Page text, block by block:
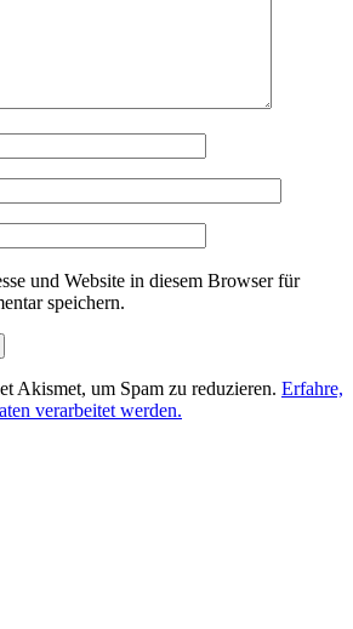
und Website in diesem Browser für
speichern.
Akismet, um Spam zu reduzieren. Erfahre,
verarbeitet werden.